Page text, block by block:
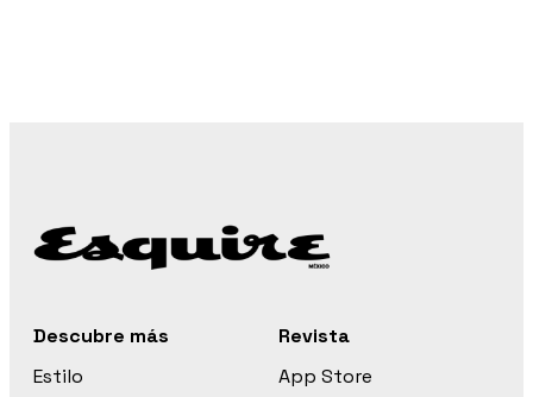
Descubre más
Estilo
Revista
App Store